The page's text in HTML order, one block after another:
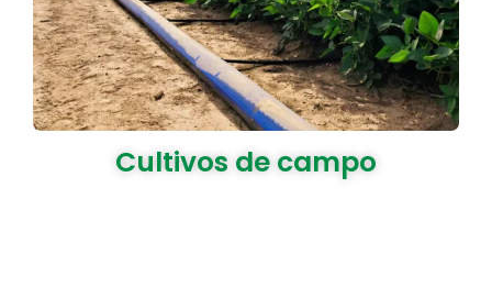
Cultivos de campo